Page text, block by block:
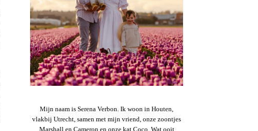
Mijn naam is Serena Verbon. Ik woon in Houten,
vlakbij Utrecht, samen met mijn vriend, onze zoontjes
Marshall en Cameron en onze kat Coco. Wat ooit